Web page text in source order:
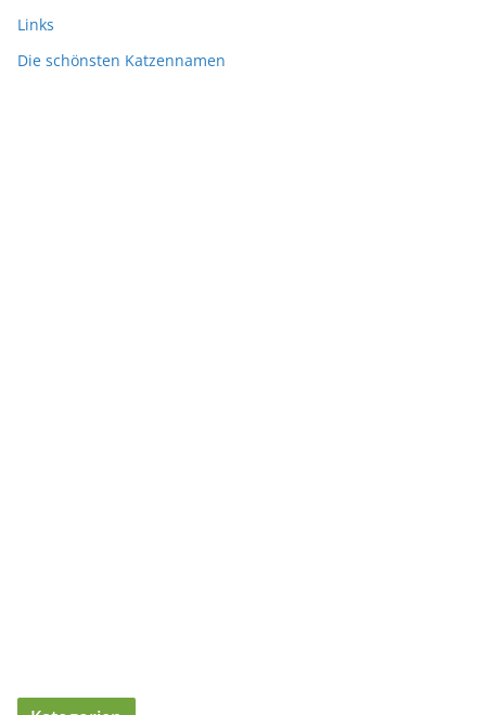
Links
Die schönsten Katzennamen